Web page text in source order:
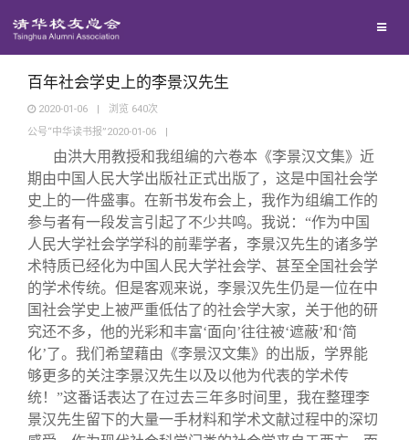
西南联大校友会
回馈母校
捐赠项目
捐赠新闻
捐赠纪事
捐赠方法
义工计划
媒体平台
《清华校友通讯》
《水木清华》
我要订阅
新媒体平台
百年清华
清华人物
清华故事
青春风采
校友服务
终身学习
信息化服务
校友总会
总会简介
关闭
百年社会学史上的李景汉先生
2020-01-06 | 浏览 640次
公号“中华读书报”2020-01-06
|
由洪大用教授和我组编的六卷本《李景汉文集》近
期由中国人民大学出版社正式出版了，这是中国社会学
史上的一件盛事。在新书发布会上，我作为组编工作的
参与者有一段发言引起了不少共鸣。我说：“作为中国
人民大学社会学学科的前辈学者，李景汉先生的诸多学
术特质已经化为中国人民大学社会学、甚至全国社会学
的学术传统。但是客观来说，李景汉先生仍是一位在中
国社会学史上被严重低估了的社会学大家，关于他的研
究还不多，他的光彩和丰富‘面向’往往被‘遮蔽’和‘简
化’了。我们希望藉由《李景汉文集》的出版，学界能
够更多的关注李景汉先生以及以他为代表的学术传
统！”这番话表达了在过去三年多时间里，我在整理李
景汉先生留下的大量一手材料和学术文献过程中的深切